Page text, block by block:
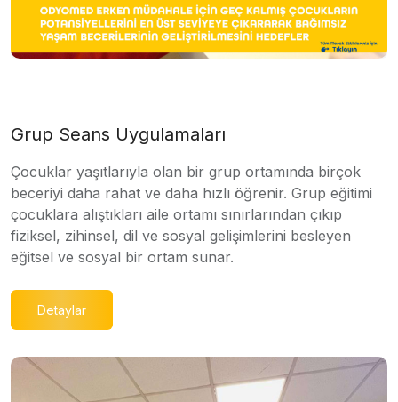
Grup Seans Uygulamaları
Çocuklar yaşıtlarıyla olan bir grup ortamında birçok
beceriyi daha rahat ve daha hızlı öğrenir. Grup eğitimi
çocuklara alıştıkları aile ortamı sınırlarından çıkıp
fiziksel, zihinsel, dil ve sosyal gelişimlerini besleyen
eğitsel ve sosyal bir ortam sunar.
Detaylar